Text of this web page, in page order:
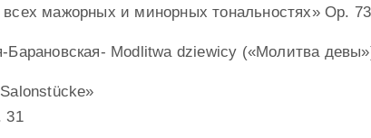
мажорных и минорных тональностях» Op. 73
Барановская- Modlitwa dziewicy («Молитва
31